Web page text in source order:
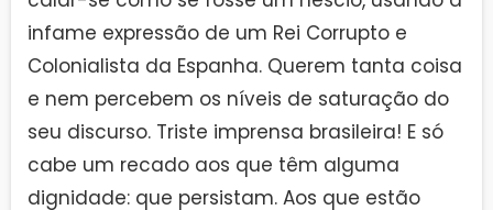
infame expressão de um Rei Corrupto e
Colonialista da Espanha. Querem tanta coisa
e nem percebem os níveis de saturação do
seu discurso. Triste imprensa brasileira! E só
cabe um recado aos que têm alguma
dignidade: que persistam. Aos que estão